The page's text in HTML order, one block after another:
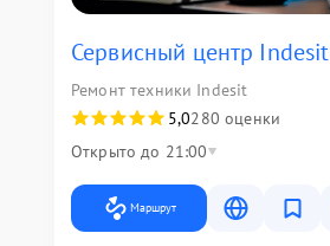
Сервисный центр Indesit
Ремонт техники Indesit
5,0280 оценки
Открыто до 21:00
Маршрут